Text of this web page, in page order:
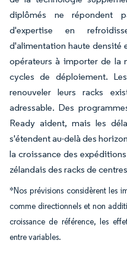
diplômés ne répondent
d'expertise en
d'alimentation haute densité
opérateurs à importer de la
cycles de déploiement.
renouveler leurs racks
adressable. Des
Ready aident, mais les
s'étendent au-delà des
la croissance des
zélandais des racks de
*Nos prévisions considèrent les
comme directionnels et non
croissance de référence, les
entre variables.